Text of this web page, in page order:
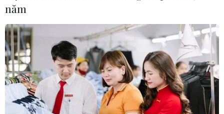
(Vietnam+)
năm